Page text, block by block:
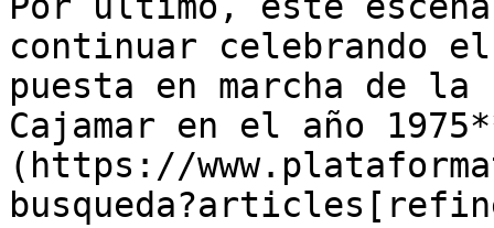
continuar celebrando
puesta en marcha de
Cajamar en el año
(https://